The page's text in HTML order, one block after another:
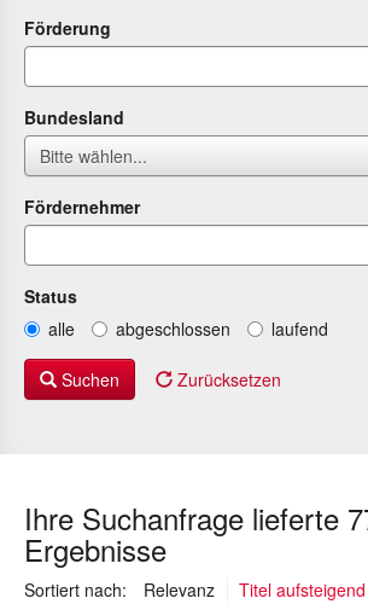
Förderung
Bundesland
Bitte wählen...
Fördernehmer
Status
alle
abgeschlossen laufend
Suchen Zurücksetzen
Ihre Suchanfrage lieferte
Ergebnisse
Sortiert nach: Relevanz(ausgewählt)
Titel aufsteigend